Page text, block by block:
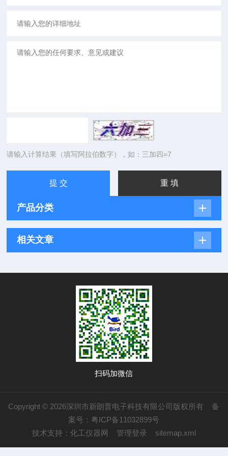
请输入计算结果（填写阿拉伯数字），如：三加四=7
产品分类
相关文章
扫码加微信
Copyright © 2026深圳市新朗普电子科技有限公司版权所有 备
案号：粤ICP备11032899号
技术支持： 化工仪器网 管理登录 sitemap.xml